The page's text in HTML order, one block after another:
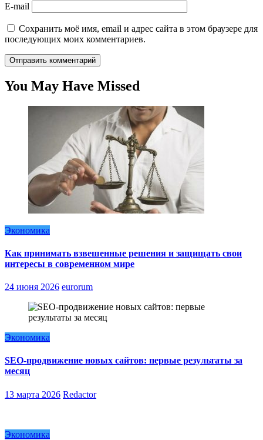
E-mail
Сохранить моё имя, email и адрес сайта в этом браузере для
последующих моих комментариев.
You May Have Missed
Экономика
Как принимать взвешенные решения и защищать свои
интересы в современном мире
24 июня 2026 eurorum
Экономика
SEO-продвижение новых сайтов: первые результаты за
месяц
13 марта 2026 Redactor
Экономика